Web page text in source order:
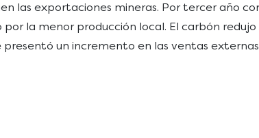
las exportaciones mineras. Por tercer año
la menor producción local. El carbón
presentó un incremento en las ventas externas